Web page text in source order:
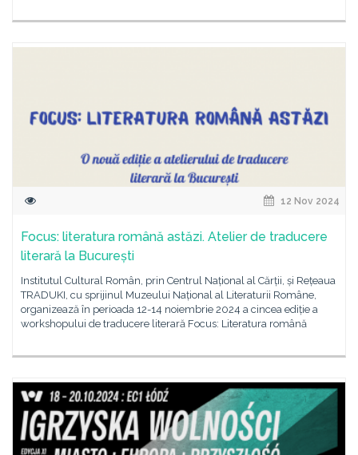
12 Nov 2024
Focus: literatura română astăzi. Atelier de traducere
literară la București
Institutul Cultural Român, prin Centrul Național al Cărții, și Rețeaua
TRADUKI, cu sprijinul Muzeului Național al Literaturii Române,
organizează în perioada 12-14 noiembrie 2024 a cincea ediție a
workshopului de traducere literară Focus: Literatura română